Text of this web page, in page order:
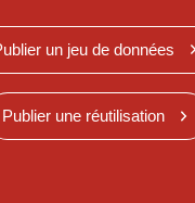
un jeu de données
Publier une réutilisation